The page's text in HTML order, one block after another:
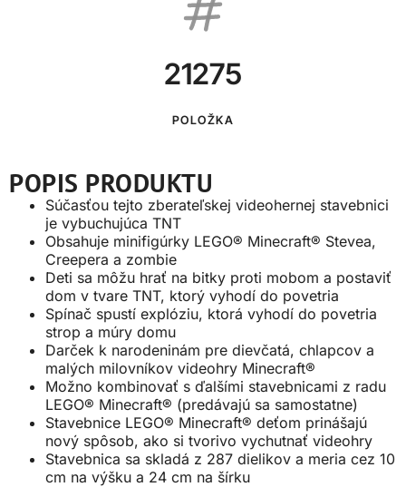
21275
POLOŽKA
POPIS PRODUKTU
Súčasťou tejto zberateľskej videohernej stavebnici
je vybuchujúca TNT
Obsahuje minifigúrky LEGO® Minecraft® Stevea,
Creepera a zombie
Deti sa môžu hrať na bitky proti mobom a postaviť
dom v tvare TNT, ktorý vyhodí do povetria
Spínač spustí explóziu, ktorá vyhodí do povetria
strop a múry domu
Darček k narodeninám pre dievčatá, chlapcov a
malých milovníkov videohry Minecraft®
Možno kombinovať s ďalšími stavebnicami z radu
LEGO® Minecraft® (predávajú sa samostatne)
Stavebnice LEGO® Minecraft® deťom prinášajú
nový spôsob, ako si tvorivo vychutnať videohry
Stavebnica sa skladá z 287 dielikov a meria cez 10
cm na výšku a 24 cm na šírku